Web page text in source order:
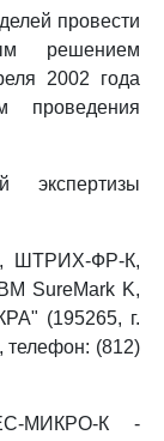
провести
решением
2002 года
проведения
экспертизы
ШТРИХ-ФР-К,
SureMark K,
(195265, г.
телефон: (812)
МИКРО-К -